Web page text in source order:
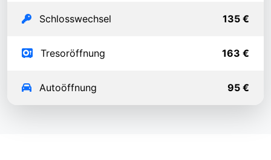
Schlosswechsel 135 €
Tresoröffnung 163 €
Autoöffnung 95 €